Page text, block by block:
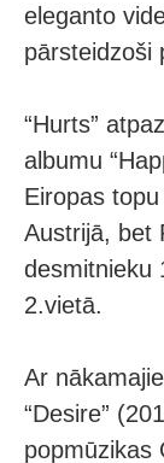
eleganto
pārsteidzoši
“Hurts”
albumu
Eiropas
Austrijā, bet
desmitnieku
2.vietā.
Ar
“Desire”
popmūzikas